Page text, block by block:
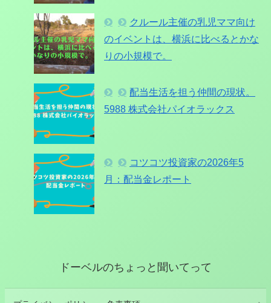
クルール主催の乳児ママ向け
のイベントは、横浜に比べるとかな
りの小規模で。
配当生活を担う仲間の現状。
5988 株式会社パイオラックス
コツコツ投資家の2026年5
月：配当金レポート
ドーベルのちょっと聞いてって